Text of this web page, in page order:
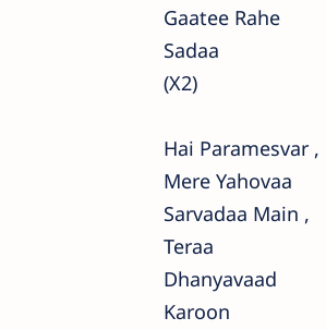
Gaatee Rahe
Sadaa
(x2)
Hai Paramesvar ,
Mere Yahovaa
Sarvadaa Main ,
Teraa
Dhanyavaad
Karoon